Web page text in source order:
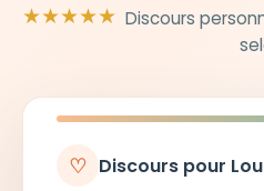
★★★★★ Discours
♡ Discours pour